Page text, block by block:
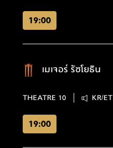
19:00
เมเจอร์ รัชโยธิน
THEATRE 10 KR/ET
19:00